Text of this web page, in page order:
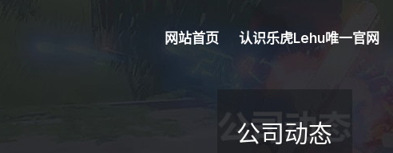
网站首页 认识乐虎lehu唯一官网
公司动态